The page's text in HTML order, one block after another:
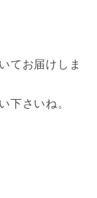
てお届けしま
下さいね。